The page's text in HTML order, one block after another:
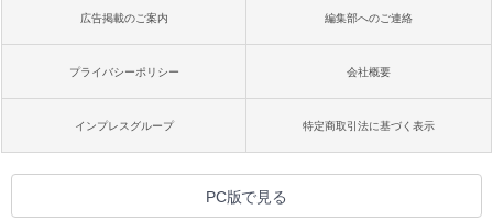
広告掲載のご案内 編集部へのご連絡
プライバシーポリシー 会社概要
インプレスグループ 特定商取引法に基づく表示
PC版で見る